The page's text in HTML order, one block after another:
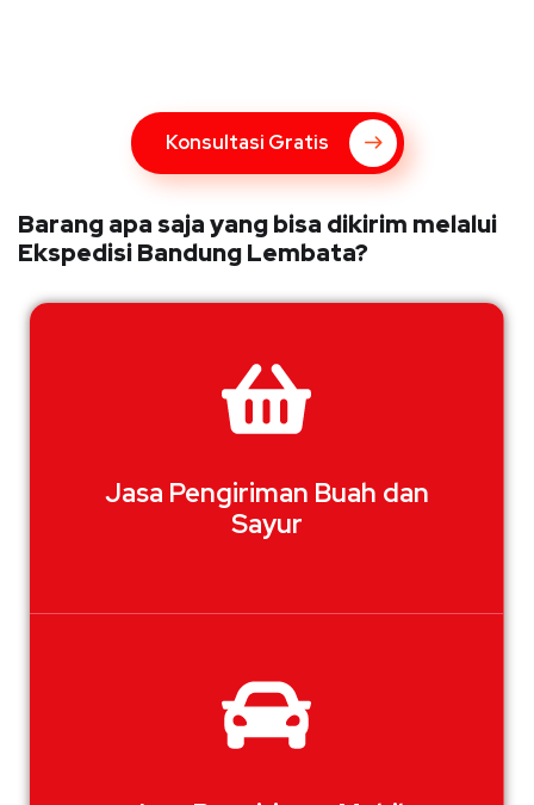
Konsultasi Gratis
Barang apa saja yang bisa dikirim melalui
Ekspedisi Bandung Lembata?
Jasa Pengiriman Buah dan
Sayur